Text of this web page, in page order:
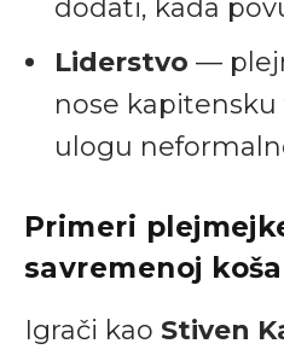
dodati, kada
Liderstvo —
nose
ulogu
Primeri
savremenoj
Igrači kao Stiven